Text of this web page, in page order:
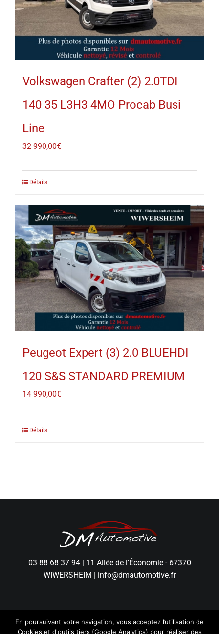
Volkswagen Crafter (2) 2.0TDI
140 35 L3H3 4MO Procab Busi
Line
32 990,00€
Détails
Peugeot Expert (3) 2.0 BLUEHDI
120 S&S STANDARD PREMIUM
14 990,00€
Détails
03 88 68 37 94| 11 Allée de l'Économie - 67370
WIWERSHEIM
info@dmautomotive.fr
En poursuivant votre navigation, vous acceptez l’utilisation de
Cookies et d'outils tiers (Google Analytics) pour réaliser des